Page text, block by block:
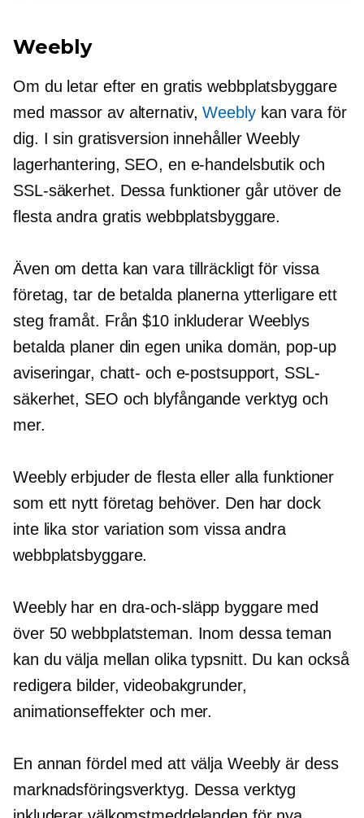
Weebly
Om du letar efter en gratis webbplatsbyggare
med massor av alternativ,Weeblykan vara för
dig. I sin gratisversion innehåller Weebly
lagerhantering, SEO, en e-handelsbutik och
SSL-säkerhet. Dessa funktioner går utöver de
flesta andra gratis webbplatsbyggare.
Även om detta kan vara tillräckligt för vissa
företag, tar de betalda planerna ytterligare ett
steg framåt. Från $10 inkluderar Weeblys
betalda planer din egen unika domän, pop-up
aviseringar, chatt- och e-postsupport, SSL-
säkerhet, SEO och blyfångande verktyg och
mer.
Weebly erbjuder de flesta eller alla funktioner
som ett nytt företag behöver. Den har dock
inte lika stor variation som vissa andra
webbplatsbyggare.
Weebly har en dra-och-släpp byggare med
över 50 webbplatsteman. Inom dessa teman
kan du välja mellan olika typsnitt. Du kan också
redigera bilder, videobakgrunder,
animationseffekter och mer.
En annan fördel med att välja Weebly är dess
marknadsföringsverktyg. Dessa verktyg